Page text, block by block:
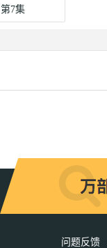
第7集
问题反馈